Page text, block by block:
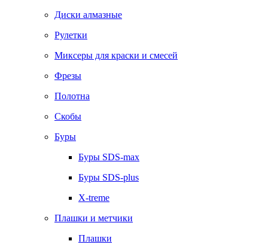
Диски алмазные
Рулетки
Миксеры для краски и смесей
Фрезы
Полотна
Скобы
Буры
Буры SDS-max
Буры SDS-plus
X-treme
Плашки и метчики
Плашки